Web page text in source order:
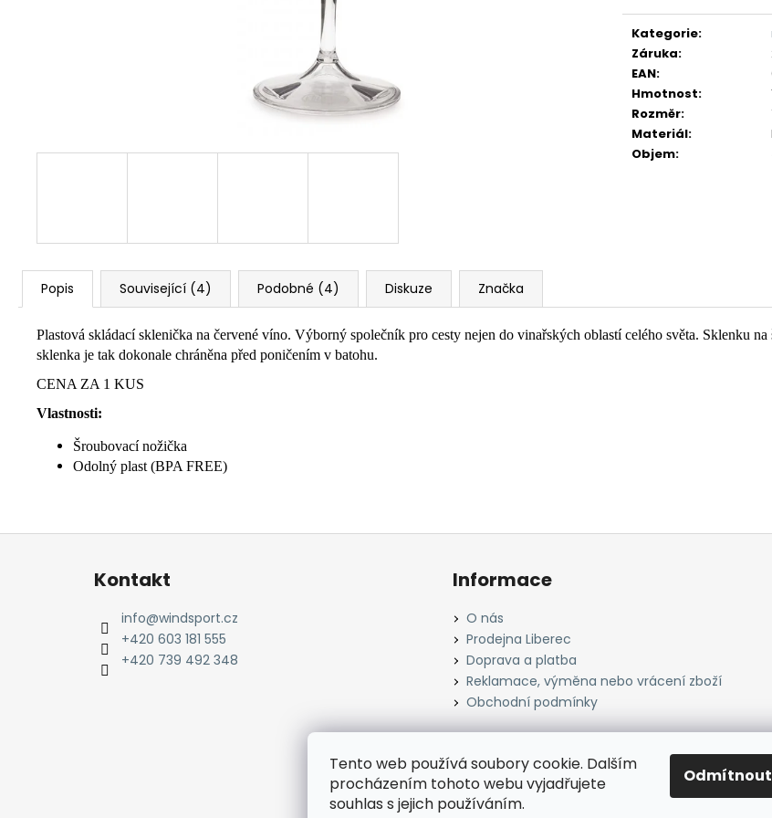
Tento web používá soubory cookie. Dalším
procházením tohoto webu vyjadřujete
souhlas s jejich používáním.
Odmítnout
cena:
Kategorie:
Záruka:
EAN:
Hmotnost:
Rozměr:
Materiál:
Objem:
Popis Související (4) Podobné (4) Diskuze Značka
Plastová skládací sklenička na červené víno. Výborný společník pro cesty nejen do vinařských oblastí celého světa. Sklenku
sklenka je tak dokonale chráněna před poničením v batohu.
CENA ZA 1 KUS
Vlastnosti:
Šroubovací nožička
Odolný plast (BPA FREE)
Z
Kontakt
info@windsport.cz
+420 603 181 555
+420 739 492 348
Informace
O nás
Prodejna Liberec
Doprava a platba
Reklamace, výměna nebo vrácení zboží
Obchodní podmínky
Instagram Facebook Heureka.cz Zboží.cz